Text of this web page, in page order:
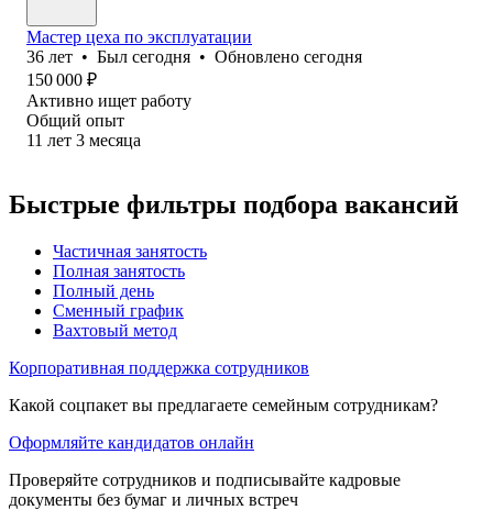
Мастер цеха по эксплуатации
36 лет • Был сегодня • Обновлено сегодня
150 000 ₽
Активно ищет работу
Общий опыт
11 лет 3 месяца
Быстрые фильтры подбора вакансий
Частичная занятость
Полная занятость
Полный день
Сменный график
Вахтовый метод
Корпоративная поддержка сотрудников
Какой соцпакет вы предлагаете семейным сотрудникам?
Оформляйте кандидатов онлайн
Проверяйте сотрудников и подписывайте кадровые
документы без бумаг и личных встреч